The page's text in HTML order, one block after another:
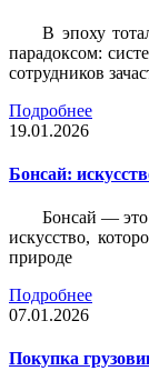
В эпоху
парадоксом:
сотрудников
Подробнее
19.01.2026
Бонсай:
Бонсай — это
искусство,
природе
Подробнее
07.01.2026
Покупка